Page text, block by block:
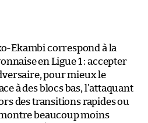
Ekambi correspond à la
en Ligue 1 : accepter
pour mieux le
à des blocs bas, l’attaquant
des transitions rapides ou
beaucoup moins